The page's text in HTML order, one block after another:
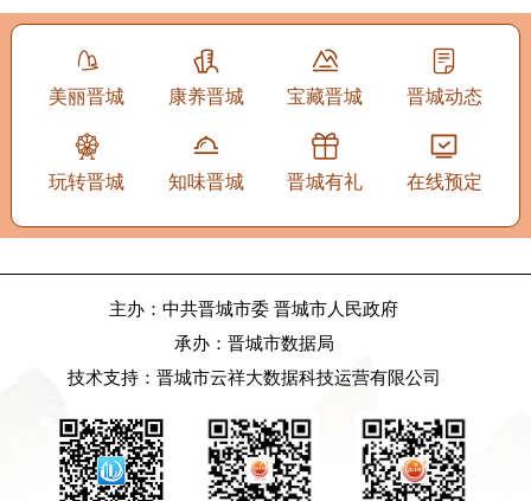
美丽晋城 康养晋城 宝藏晋城 晋城动态
玩转晋城 知味晋城 晋城有礼 在线预定
主办：中共晋城市委 晋城市人民政府
承办：晋城市数据局
技术支持：晋城市云祥大数据科技运营有限公司